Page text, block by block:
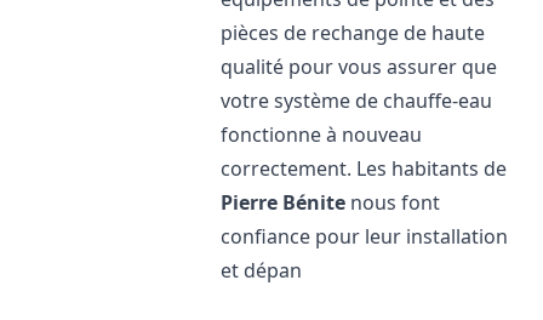
pièces de rechange de haute
qualité pour vous assurer que
votre système de chauffe-eau
fonctionne à nouveau
correctement. Les habitants de
Pierre Bénite nous font
confiance pour leur installation
et dépan